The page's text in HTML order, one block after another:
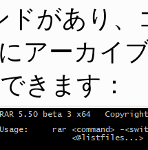
ドがあり
にアーカイ
きます：